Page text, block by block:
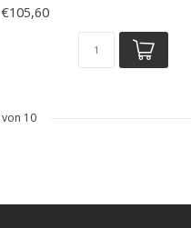
€105,60
von 10